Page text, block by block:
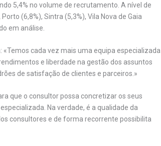
5,4% no volume de recrutamento. A nível de
(6,8%), Sintra (5,3%), Vila Nova de Gaia
em análise.
«Temos cada vez mais uma equipa especializada
e liberdade na gestão dos assuntos
de satisfação de clientes e parceiros.»
que o consultor possa concretizar os seus
Na verdade, é a qualidade da
consultores e de forma recorrente possibilita